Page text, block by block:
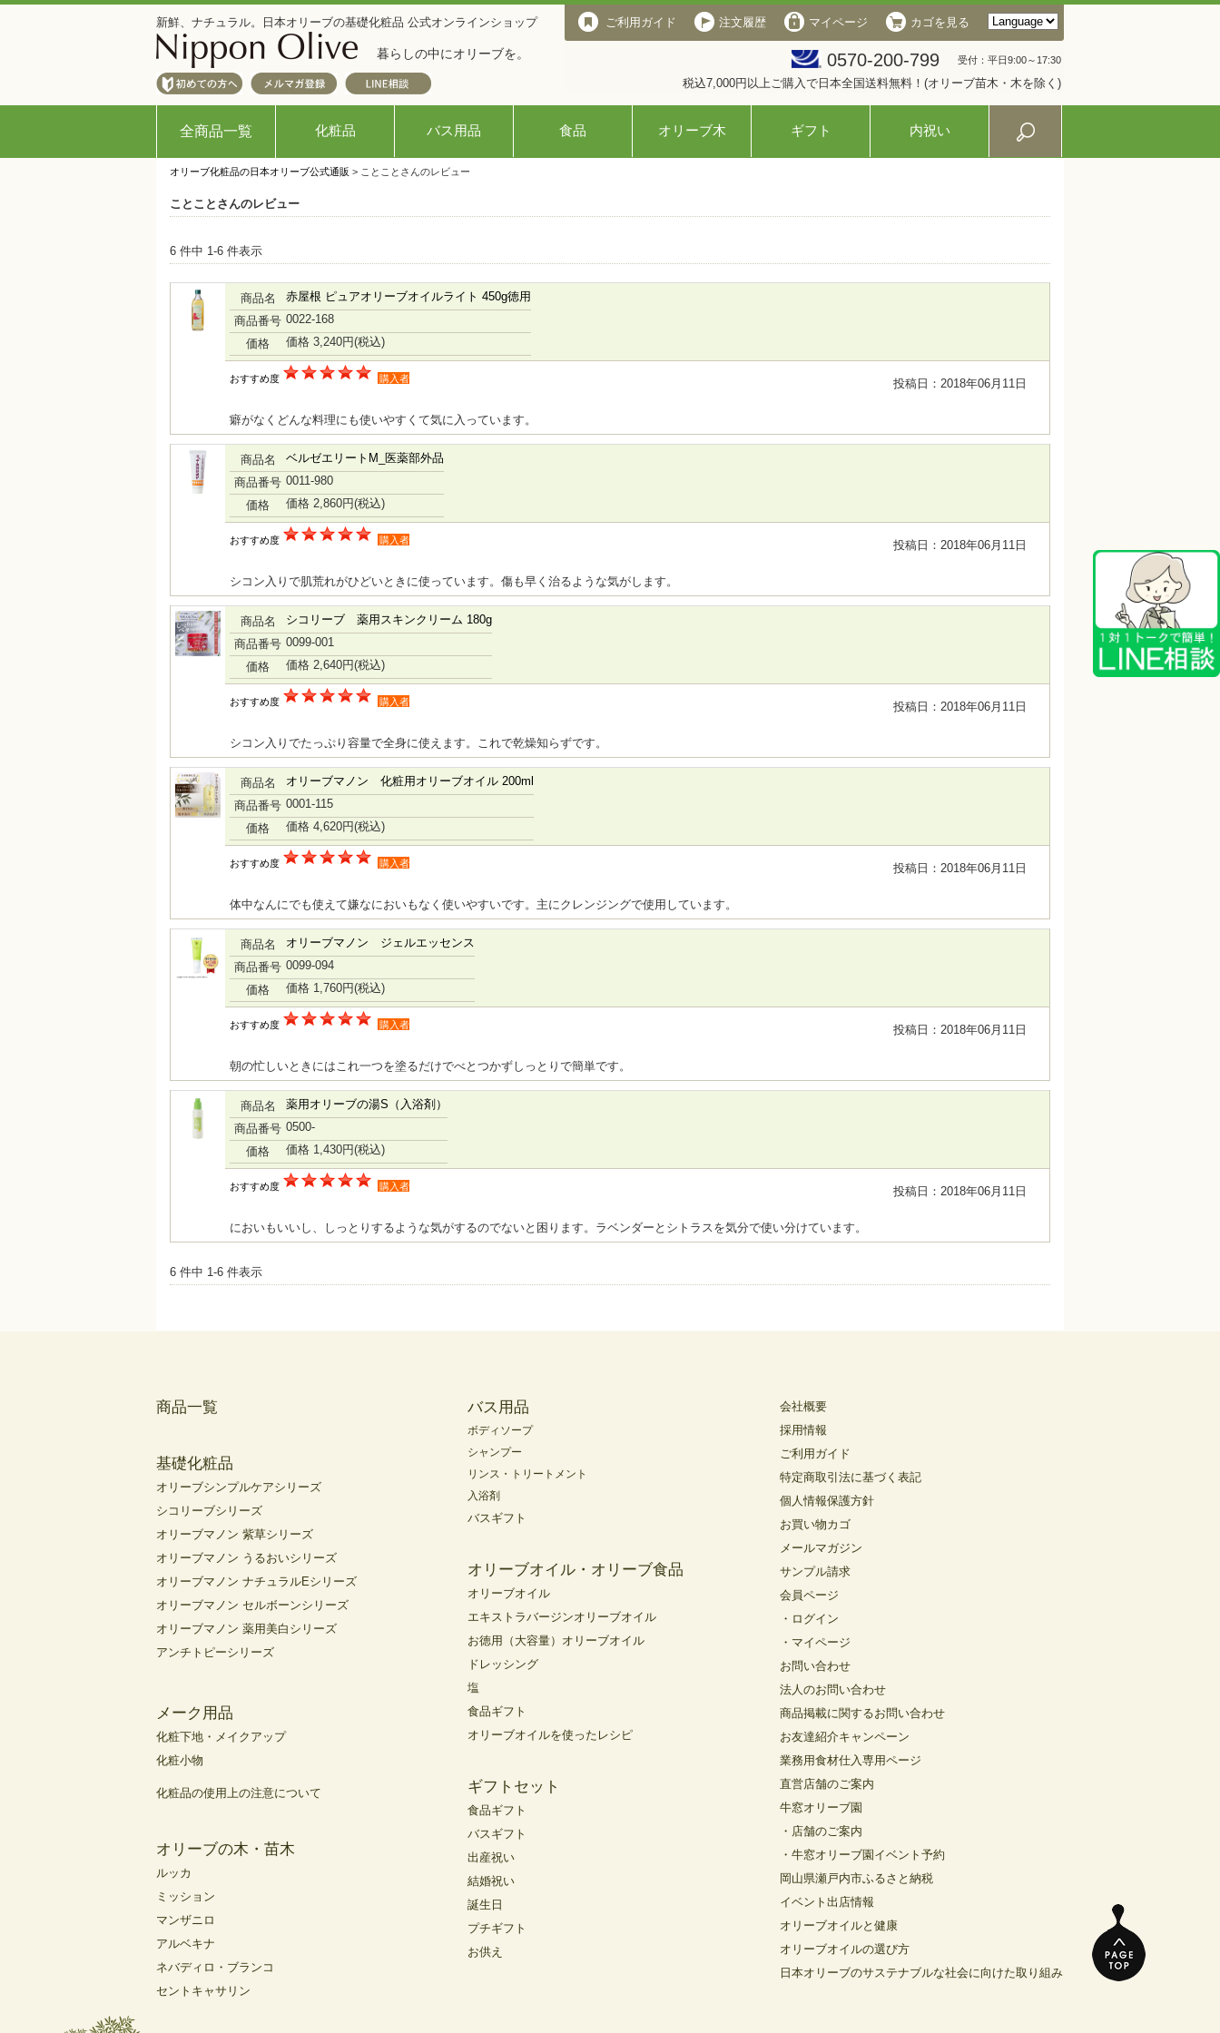
新鮮、ナチュラル。日本オリーブの基礎化粧品 公式オンラインショップ
暮らしの中にオリーブを。
ご利用ガイド 注文履歴 マイページ カゴを見る
0570-200-799 受付：平日9:00～17:30
税込7,000円以上ご購入で日本全国送料無料！(オリーブ苗木・木を除く)
全商品一覧 化粧品 バス用品 食品 オリーブ木 ギフト 内祝い
オリーブ化粧品の日本オリーブ公式通販 > ことことさんのレビュー
ことことさんのレビュー
6 件中 1-6 件表示
商品名
赤屋根 ピュアオリーブオイルライト 450g徳用
商品番号 0022-168
価格
価格 3,240円(税込)
投稿日：2018年06月11日
おすすめ度 購入者
癖がなくどんな料理にも使いやすくて気に入っています。
商品名
ベルゼエリートM_医薬部外品
商品番号 0011-980
価格
価格 2,860円(税込)
投稿日：2018年06月11日
おすすめ度 購入者
シコン入りで肌荒れがひどいときに使っています。傷も早く治るような気がします。
商品名
シコリーブ 薬用スキンクリーム 180g
商品番号 0099-001
価格
価格 2,640円(税込)
投稿日：2018年06月11日
おすすめ度 購入者
シコン入りでたっぷり容量で全身に使えます。これで乾燥知らずです。
商品名
オリーブマノン 化粧用オリーブオイル 200ml
商品番号 0001-115
価格
価格 4,620円(税込)
投稿日：2018年06月11日
おすすめ度 購入者
体中なんにでも使えて嫌なにおいもなく使いやすいです。主にクレンジングで使用しています。
商品名
オリーブマノン ジェルエッセンス
商品番号 0099-094
価格
価格 1,760円(税込)
投稿日：2018年06月11日
おすすめ度 購入者
朝の忙しいときにはこれ一つを塗るだけでべとつかずしっとりで簡単です。
商品名
薬用オリーブの湯S（入浴剤）
商品番号 0500-
価格
価格 1,430円(税込)
投稿日：2018年06月11日
おすすめ度 購入者
においもいいし、しっとりするような気がするのでないと困ります。ラベンダーとシトラスを気分で使い分けています。
6 件中 1-6 件表示
商品一覧
基礎化粧品
オリーブシンプルケアシリーズ
シコリーブシリーズ
オリーブマノン 紫草シリーズ
オリーブマノン うるおいシリーズ
オリーブマノン ナチュラルEシリーズ
オリーブマノン セルボーンシリーズ
オリーブマノン 薬用美白シリーズ
アンチトピーシリーズ
メーク用品
化粧下地・メイクアップ
化粧小物
化粧品の使用上の注意について
オリーブの木・苗木
ルッカ
ミッション
マンザニロ
アルベキナ
ネバディロ・ブランコ
セントキャサリン
バス用品
ボディソープ
シャンプー
リンス・トリートメント
入浴剤
バスギフト
オリーブオイル・オリーブ食品
オリーブオイル
エキストラバージンオリーブオイル
お徳用（大容量）オリーブオイル
ドレッシング
塩
食品ギフト
オリーブオイルを使ったレシピ
ギフトセット
食品ギフト
バスギフト
出産祝い
結婚祝い
誕生日
プチギフト
お供え
会社概要
採用情報
ご利用ガイド
特定商取引法に基づく表記
個人情報保護方針
お買い物カゴ
メールマガジン
サンプル請求
会員ページ
・ログイン
・マイページ
お問い合わせ
法人のお問い合わせ
商品掲載に関するお問い合わせ
お友達紹介キャンペーン
業務用食材仕入専用ページ
直営店舗のご案内
牛窓オリーブ園
・店舗のご案内
・牛窓オリーブ園イベント予約
岡山県瀬戸内市ふるさと納税
イベント出店情報
オリーブオイルと健康
オリーブオイルの選び方
日本オリーブのサステナブルな社会に向けた取り組み